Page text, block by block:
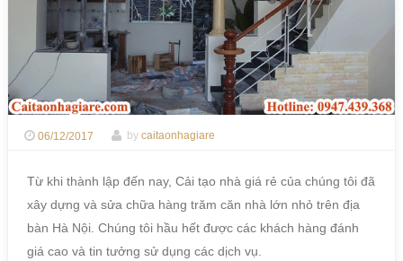
06/12/2017 by caitaonhagiare
Từ khi thành lập đến nay, Cải tạo nhà giá rẻ của chúng tôi đã
xây dựng và sửa chữa hàng trăm căn nhà lớn nhỏ trên địa
bàn Hà Nội. Chúng tôi hầu hết được các khách hàng đánh
giá cao và tin tưởng sử dụng các dịch vụ.